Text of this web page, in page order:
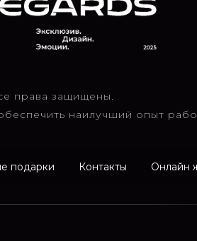
права защищены.
наилучший опыт
подарки Контакты Онлайн